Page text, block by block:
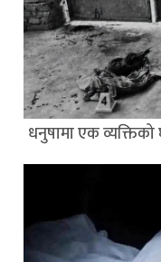
धनुषामा एक व्यक्तिको